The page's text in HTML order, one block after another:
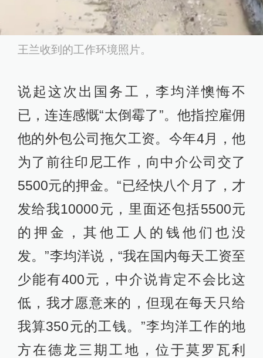
王兰收到的工作环境照片。
说起这次出国务工，李均洋懊悔不
已，连连感慨“太倒霉了”。他指控雇佣
他的外包公司拖欠工资。今年4月，他
为了前往印尼工作，向中介公司交了
5500元的押金。“已经快八个月了，才
发给我10000元，里面还包括5500元
的押金，其他工人的钱他们也没
发。”李均洋说，“我在国内每天工资至
少能有400元，中介说肯定不会比这
低，我才愿意来的，但现在每天只给
我算350元的工钱。”李均洋工作的地
方在德龙三期工地，位于莫罗瓦利